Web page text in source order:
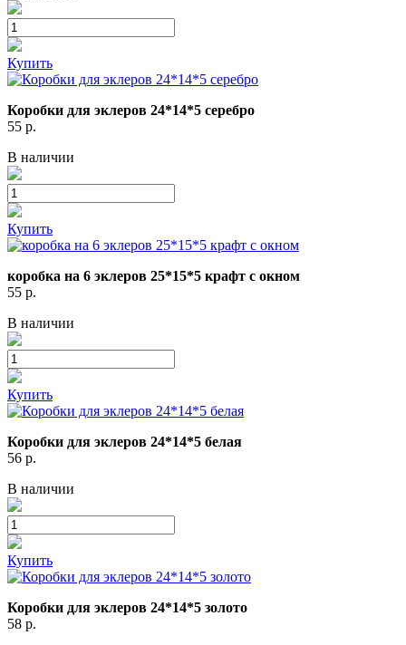
Купить
Коробки для эклеров 24*14*5 серебро
55 р.
В наличии
Купить
коробка на 6 эклеров 25*15*5 крафт с окном
55 р.
В наличии
Купить
Коробки для эклеров 24*14*5 белая
56 р.
В наличии
Купить
Коробки для эклеров 24*14*5 золото
58 р.